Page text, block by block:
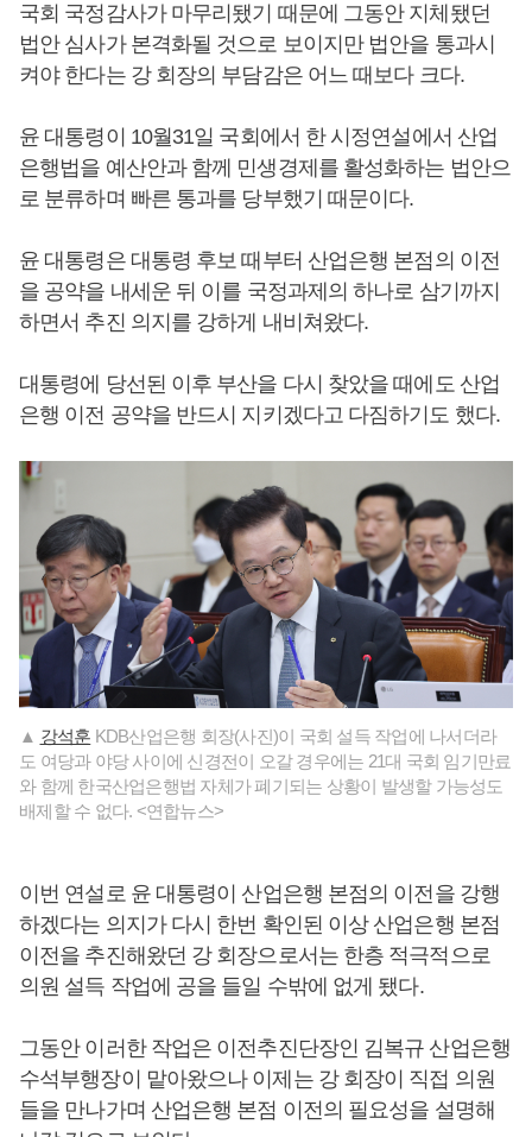
국회 국정감사가 마무리됐기 때문에 그동안 지체됐던
법안 심사가 본격화될 것으로 보이지만 법안을 통과시
켜야 한다는 강 회장의 부담감은 어느 때보다 크다.
윤 대통령이 10월31일 국회에서 한 시정연설에서 산업
은행법을 예산안과 함께 민생경제를 활성화하는 법안으
로 분류하며 빠른 통과를 당부했기 때문이다.
윤 대통령은 대통령 후보 때부터 산업은행 본점의 이전
을 공약을 내세운 뒤 이를 국정과제의 하나로 삼기까지
하면서 추진 의지를 강하게 내비쳐왔다.
대통령에 당선된 이후 부산을 다시 찾았을 때에도 산업
은행 이전 공약을 반드시 지키겠다고 다짐하기도 했다.
▲ 강석훈 KDB산업은행 회장(사진)이 국회 설득 작업에 나서더라
도 여당과 야당 사이에 신경전이 오갈 경우에는 21대 국회 임기만료
와 함께 한국산업은행법 자체가 폐기되는 상황이 발생할 가능성도
배제할 수 없다. <연합뉴스>
이번 연설로 윤 대통령이 산업은행 본점의 이전을 강행
하겠다는 의지가 다시 한번 확인된 이상 산업은행 본점
이전을 추진해왔던 강 회장으로서는 한층 적극적으로
의원 설득 작업에 공을 들일 수밖에 없게 됐다.
그동안 이러한 작업은 이전추진단장인 김복규 산업은행
수석부행장이 맡아왔으나 이제는 강 회장이 직접 의원
들을 만나가며 산업은행 본점 이전의 필요성을 설명해